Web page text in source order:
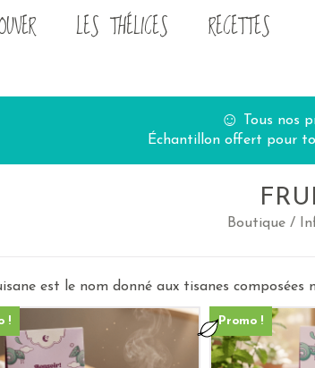
LES THÉLICES RECETTES
☺
Tous nos
Échantillon offert pour
Boutique /
est le nom donné aux tisanes
! Promo !